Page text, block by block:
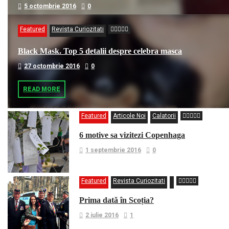
5 octombrie 2016 0
Lumea orientala. Obiceiuri de frumusete. Machiată, stilată,
mici că frumusețea lor va fi dedicată soțului și numai lui. Da,
Featured Articole Noi Calatorii
6 motive sa vizitezi Copenhaga
1 septembrie 2016 0
Featured Revista Curiozitati
Prima dată în Scoția?
2 iulie 2016 1
Featured Revista Curiozitati
Black Mask. Top 5 detalii despre celebra masca
27 octombrie 2016 0
READ MORE